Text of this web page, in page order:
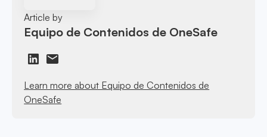
Article by
Equipo de Contenidos de OneSafe
Learn more about Equipo de Contenidos de
OneSafe